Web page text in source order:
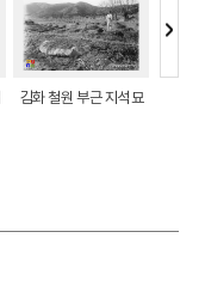
김화 철원 부근 지석묘